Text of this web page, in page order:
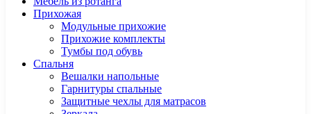
Прихожая
Модульные прихожие
Прихожие комплекты
Тумбы под обувь
Спальня
Вешалки напольные
Гарнитуры спальные
Защитные чехлы для матрасов